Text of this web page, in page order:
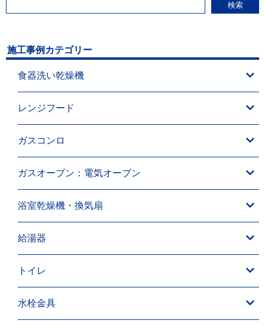
検索
施工事例カテゴリー
食器洗い乾燥機
レンジフード
ガスコンロ
ガスオーブン：電気オーブン
浴室乾燥機・換気扇
給湯器
トイレ
水栓金具